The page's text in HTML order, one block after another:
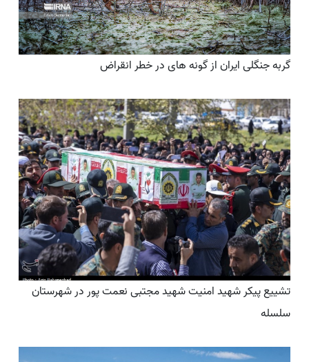
گربه جنگلی ایران از گونه های در خطر انقراض
تشییع پیکر شهید امنیت شهید مجتبی نعمت پور در شهرستان
سلسله